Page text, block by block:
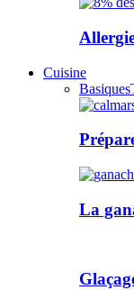
Cuisine
Basiques
La